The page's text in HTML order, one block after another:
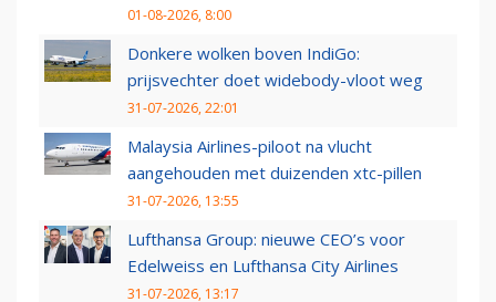
01-08-2026, 8:00
Donkere wolken boven IndiGo:
prijsvechter doet widebody-vloot weg
31-07-2026, 22:01
Malaysia Airlines-piloot na vlucht
aangehouden met duizenden xtc-pillen
31-07-2026, 13:55
Lufthansa Group: nieuwe CEO’s voor
Edelweiss en Lufthansa City Airlines
31-07-2026, 13:17